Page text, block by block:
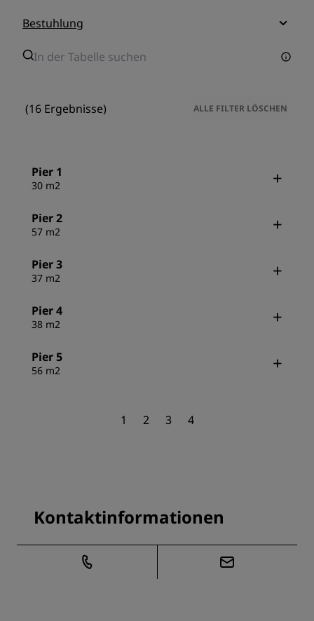
Bestuhlung
(16 Ergebnisse) ALLE FILTER LÖSCHEN
Pier 1
30 m2
Pier 2
57 m2
Pier 3
37 m2
Pier 4
38 m2
Pier 5
56 m2
1 2 3 4
Kontaktinformationen